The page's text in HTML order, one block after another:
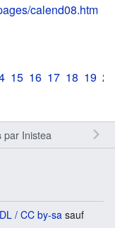
calend08.htm
15 16 17 18 19 20
par Inistea
/ CC by-sa sauf